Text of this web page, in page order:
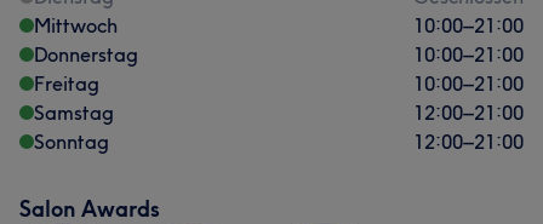
Mittwoch
10:00–21:00
Donnerstag
10:00–21:00
Freitag
10:00–21:00
Samstag
12:00–21:00
Sonntag
12:00–21:00
Salon Awards